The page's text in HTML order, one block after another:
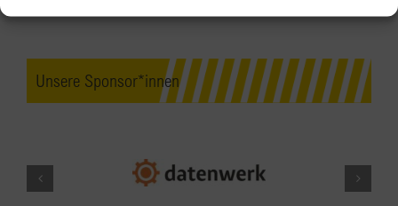
Unsere Sponsor*innen